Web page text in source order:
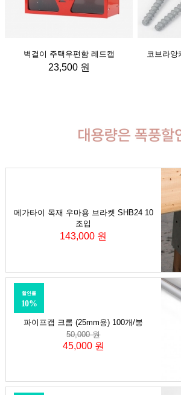
벽걸이 주택우편함 레드캡
23,500 원
코브라앙
메가타이 목재 우마용 브라켓 SHB24 10
조입
143,000 원
파이프캡 크롬 (25mm용) 100개/봉
할인률
10%
50,000 원
45,000 원